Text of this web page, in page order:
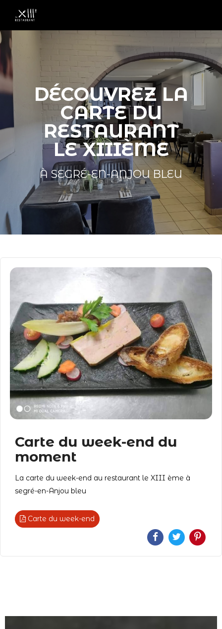
le
DÉCOUVREZ LA
CARTE DU
RESTAURANT
LE XIIIÈME
À SEGRÉ-EN-ANJOU BLEU
Carte du week-end du
moment
La carte du week-end au restaurant le XIII ème à
segré-en-Anjou bleu
Carte du week-end